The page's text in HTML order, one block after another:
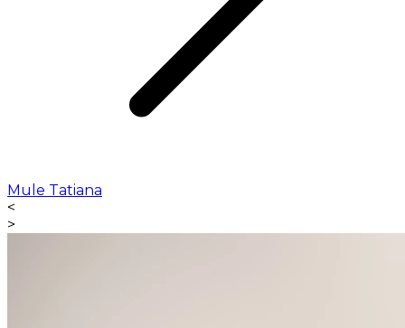
Mule Tatiana
<
>